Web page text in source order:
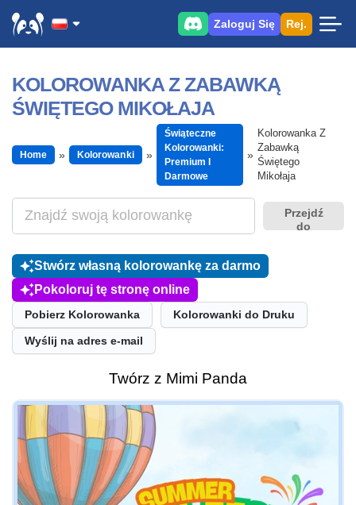
Zaloguj Się Rej.
KOLOROWANKA Z ZABAWKĄ
ŚWIĘTEGO MIKOŁAJA
Home Kolorowanki
Świąteczne
Kolorowanki:
Premium I
Darmowe
Kolorowanka Z
Zabawką
Świętego
Mikołaja
Przejdź
do
Stwórz własną kolorowankę za darmo
Pokoloruj tę stronę online
Pobierz Kolorowanka Kolorowanki do Druku
Wyślij na adres e-mail
Twórz z Mimi Panda